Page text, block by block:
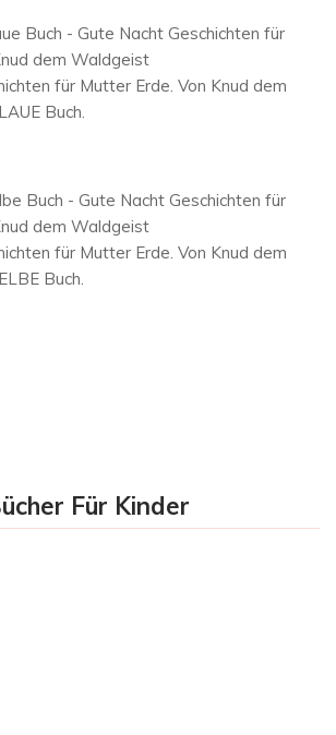
für Mutter Erde. Von Knud dem
Buch.
für Mutter Erde. Von Knud dem
Buch.
Für Kinder